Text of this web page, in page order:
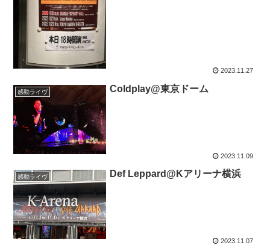
2023.11.27
感動ライヴ Coldplay@東京ドーム
2023.11.09
感動ライヴ Def Leppard@Kアリーナ横浜
2023.11.07